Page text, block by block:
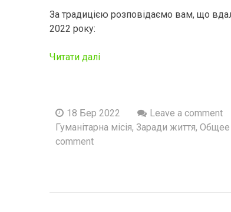
За традицією розповідаємо вам, що
2022 року:
Читати далі
18 Бер 2022 Leave a comment
Гуманітарна місія, Заради життя, Общее
comment